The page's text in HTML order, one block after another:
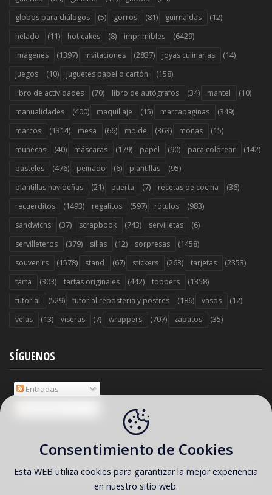
globos para diálogos (5) gorros (81) guirnaldas (12)
helado (11) hot cakes (8) imprimibles (6429)
imágenes (1397) invitaciones (2837) joyas culinarias (14)
juegos (10) juguetes papel o cartón (158)
libro de actividades (70) libro de autógrafos (34) mantel (10)
manualidades (400) maquillaje (15) marcapaginas (349)
marcos (1314) mesa (66) molde (363) moñas (15)
muñecas (40) máscaras (179) papel (90) para colorear (142)
pasteles (476) peinado (6) plantillas (95)
plantillas navideñas (21) puerta (7) recetas de cocina (36)
recuerditos (1493) regalitos (597) rótulos (983)
sandwichs (37) scrapbook (743) servilletas (6)
servilleteros (379) sillas (12) sorpresas (1458)
souvenirs (1578) stand (67) stickers (263) tarjetas (2353)
tarta (303) tartas originales (442) toppers (1358)
tutorial (529) tutorial reposteria y postres (186) vasos (12)
velas (13) viseras (7) wrappers (707) zapatos (35)
SÍGUENOS
Entradas
COPYRIGHT ©2026 Ideas y material gratis para fiestas y celebraciones
Oh My Fiesta!
Consentimiento de Cookies
Esta WEB utiliza cookies para garantizar la mejor experiencia
en nuestro sitio web.